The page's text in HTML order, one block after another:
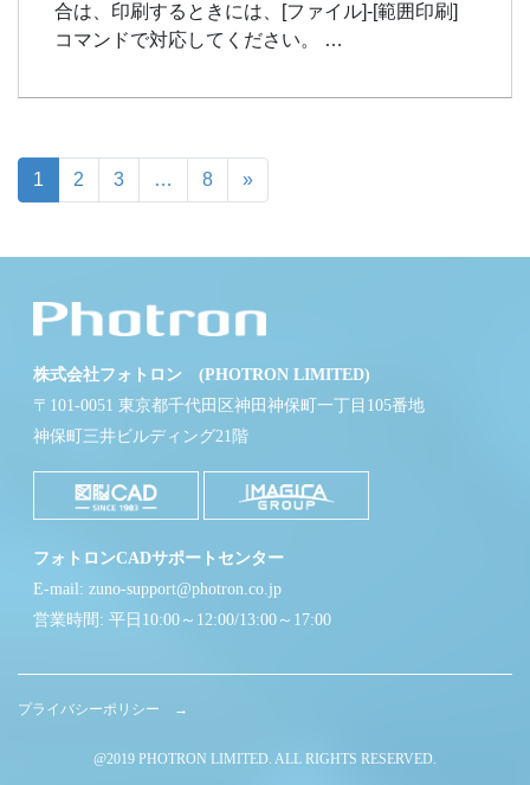
合は、印刷するときには、[ファイル]-[範囲印刷]
コマンドで対応してください。 …
1 2 3 … 8 »
株式会社フォトロン (PHOTRON LIMITED)
〒101-0051 東京都千代田区神田神保町一丁目105番地
神保町三井ビルディング21階
フォトロンCADサポートセンター
E-mail: zuno-support@photron.co.jp
営業時間: 平日10:00～12:00/13:00～17:00
プライバシーポリシー →
@2019 PHOTRON LIMITED. ALL RIGHTS RESERVED.